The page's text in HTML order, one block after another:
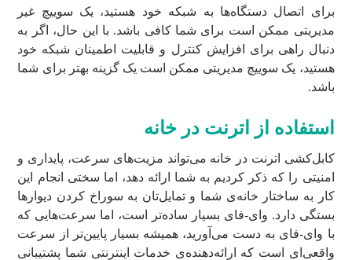
برای اتصال دستگاه‌ها به شبکه خود هستید، یک سوییچ غیر
مدیریتی ممکن است برای شما کافی باشد. با این حال، اگر به
دنبال راهی برای افزایش کنترل و قابلیت اطمینان شبکه خود
هستید، یک سوییچ مدیریتی ممکن است یک گزینه بهتر برای شما
باشد.
استفاده از اترنت در خانه
کابل‌کشی اترنت در خانه می‌تواند مزیت‌های سرعت، پایداری و
امنیتی را که ذکر کردیم به شما ارائه دهد، اما سختی انجام این
کار به ساختار خانه‌ی شما و تمایل‌تان به سوراخ کردن دیوارها
بستگی دارد. وای-فای بسیار ساده‌تر است، اما سرعت‌هایی که
با وای-فای به دست می‌آورید، همیشه بسیار پایین‌تر از سرعت
واقعی‌ای است که ارائه‌دهنده‌ی خدمات اینترنتی شما پشتیبانی